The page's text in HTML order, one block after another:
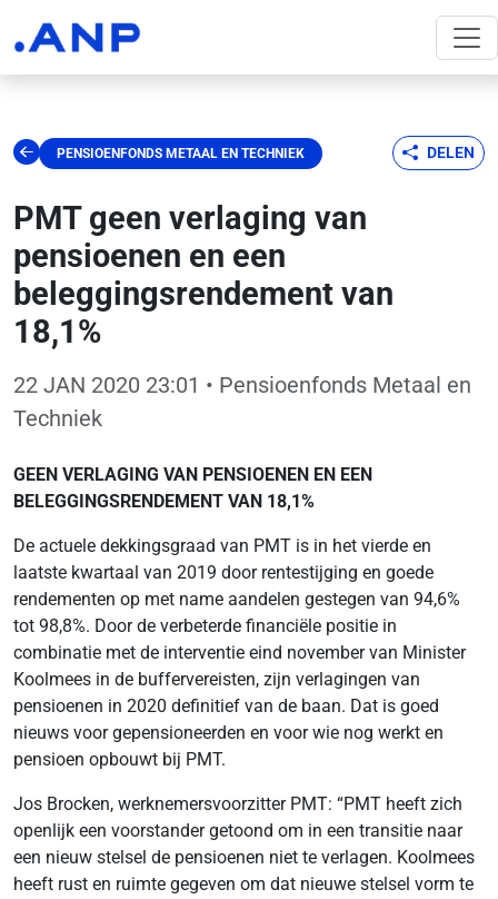
PENSIOENFONDS METAAL EN TECHNIEK DELEN
PMT geen verlaging van
pensioenen en een
beleggingsrendement van
18,1%
22 JAN 2020 23:01 • Pensioenfonds Metaal en
Techniek
GEEN VERLAGING VAN PENSIOENEN EN EEN
BELEGGINGSRENDEMENT VAN 18,1%
De actuele dekkingsgraad van PMT is in het vierde en
laatste kwartaal van 2019 door rentestijging en goede
rendementen op met name aandelen gestegen van 94,6%
tot 98,8%. Door de verbeterde financiële positie in
combinatie met de interventie eind november van Minister
Koolmees in de buffervereisten, zijn verlagingen van
pensioenen in 2020 definitief van de baan. Dat is goed
nieuws voor gepensioneerden en voor wie nog werkt en
pensioen opbouwt bij PMT.
Jos Brocken, werknemersvoorzitter PMT: “PMT heeft zich
openlijk een voorstander getoond om in een transitie naar
een nieuw stelsel de pensioenen niet te verlagen. Koolmees
heeft rust en ruimte gegeven om dat nieuwe stelsel vorm te